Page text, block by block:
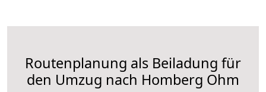
Routenplanung als Beiladung für
den Umzug nach Homberg Ohm